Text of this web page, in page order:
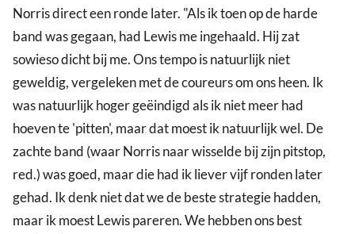
Norris direct een ronde later. "Als ik toen op de harde
band was gegaan, had Lewis me ingehaald. Hij zat
sowieso dicht bij me. Ons tempo is natuurlijk niet
geweldig, vergeleken met de coureurs om ons heen. Ik
was natuurlijk hoger geëindigd als ik niet meer had
hoeven te 'pitten', maar dat moest ik natuurlijk wel. De
zachte band (waar Norris naar wisselde bij zijn pitstop,
red.) was goed, maar die had ik liever vijf ronden later
gehad. Ik denk niet dat we de beste strategie hadden,
maar ik moest Lewis pareren. We hebben ons best